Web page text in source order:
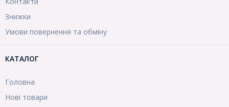
Знижки
Умови повернення та обміну
КАТАЛОГ
Головна
Нові товари